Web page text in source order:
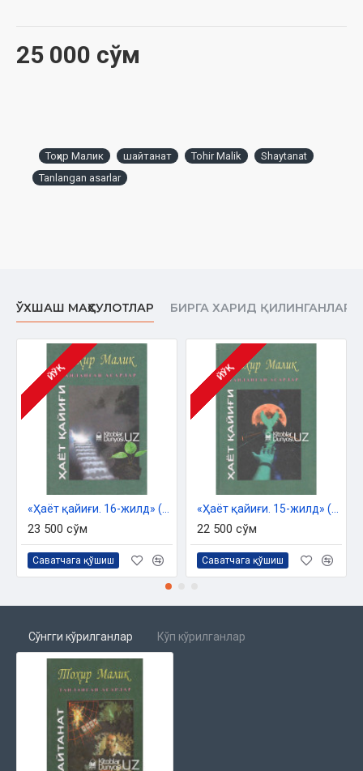
25 000 сўм
Тоҳир Малик шайтанат Tohir Malik
Shaytanat
Tanlangan asarlar
ЎХШАШ МАҲСУЛОТЛАР БИРГА ХАРИД ҚИЛИНГАНЛАР
ЙЎҚ
23 500 сўм
Саватчага қўшиш
ЙЎҚ
22 500 сўм
Саватчага қўшиш
Сўнгги кўрилганлар Кўп кўрилганлар